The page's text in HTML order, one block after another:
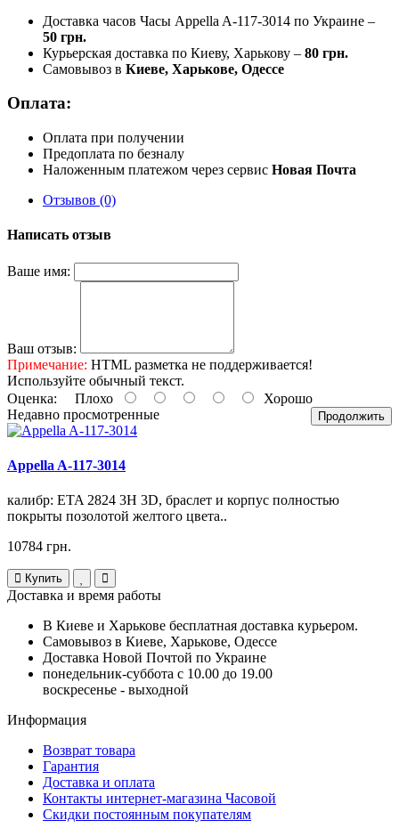
Доставка часов Часы Appella A-117-3014 по Украине –
50 грн.
Курьерская доставка по Киеву, Харькову – 80 грн.
Самовывоз в Киеве, Харькове, Одессе
Оплата:
Оплата при получении
Предоплата по безналу
Наложенным платежом через сервис Новая Почта
Отзывов (0)
Написать отзыв
Ваше имя:
Ваш отзыв:
Примечание: HTML разметка не поддерживается!
Используйте обычный текст.
Оценка: Плохо Хорошо
Продолжить
Недавно просмотренные
Appella A-117-3014
калибр: ETA 2824 3H 3D, браслет и корпус полностью
покрыты позолотой желтого цвета..
10784 грн.
Купить
Доставка и время работы
В Киеве и Харькове бесплатная доставка курьером.
Самовывоз в Киеве, Харькове, Одессе
Доставка Новой Почтой по Украине
понедельник-суббота с 10.00 до 19.00
воскресенье - выходной
Информация
Возврат товара
Гарантия
Доставка и оплата
Контакты интернет-магазина Часовой
Скидки постоянным покупателям